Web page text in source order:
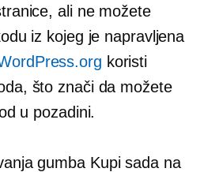
ali ne možete
iz kojeg je napravljena
koristi
što znači da možete
u pozadini.
gumba Kupi sada na